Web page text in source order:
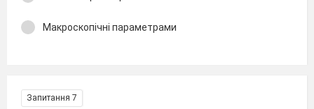
Макроскопічні параметрами
Запитання 7